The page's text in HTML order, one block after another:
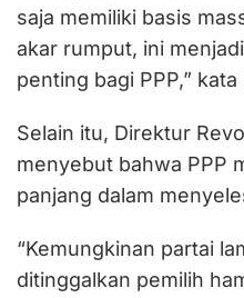
saja memiliki basis
akar rumput, ini
penting bagi PPP,”
Selain itu, Direktur
menyebut bahwa PPP
panjang dalam
“Kemungkinan partai
ditinggalkan pemilih